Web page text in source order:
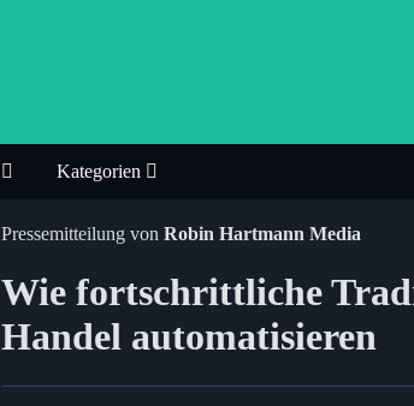
Kategorien
Pressemitteilung von Robin Hartmann Media
Wie fortschrittliche
Handel automatisieren